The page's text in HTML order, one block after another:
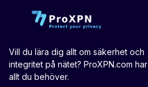
Vill du lära dig allt om säkerhet och
integritet på nätet? ProXPN.com har
allt du behöver.